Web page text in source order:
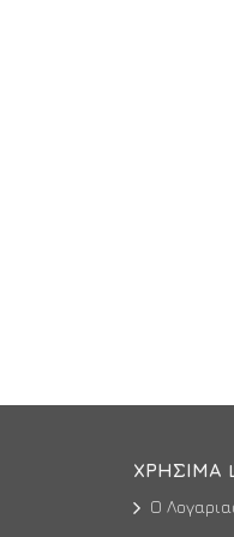
ΧΡΉΣΙΜΑ
Ο